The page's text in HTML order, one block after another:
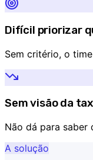
Difícil priorizar
Sem critério, o
Sem visão da
Não dá para saber
A solução